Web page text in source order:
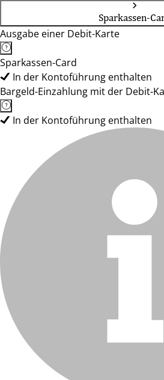
Sparkassen-
Ausgabe einer Debit-Karte
Sparkassen-Card
In der Kontoführung enthalten
Bargeld-Einzahlung mit der Debit-
In der Kontoführung enthalten